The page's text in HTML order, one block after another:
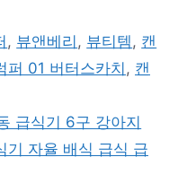
, 뷰앤베리 , 뷰티템 , 캔
퍼 01 버터스카치 , 캔
급식기 6구 강아지
기 자율 배식 급식 급